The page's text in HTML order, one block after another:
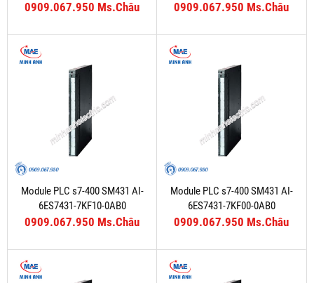
0909.067.950 Ms.Châu 0909.067.950 Ms.Châu
Module PLC s7-400 SM431 AI-
6ES7431-7KF10-0AB0
0909.067.950 Ms.Châu
Module PLC s7-400 SM431 AI-
6ES7431-7KF00-0AB0
0909.067.950 Ms.Châu